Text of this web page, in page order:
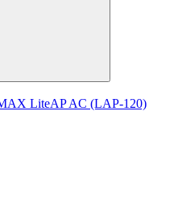
LiteAP AC (LAP-120)